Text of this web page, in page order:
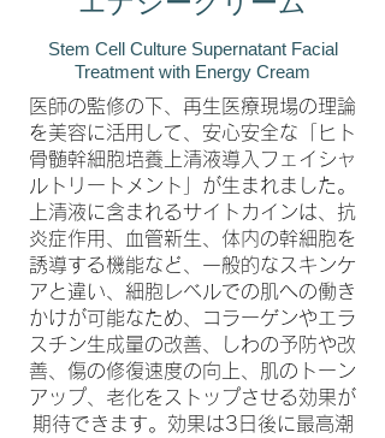
Stem Cell Culture Supernatant Facial
Treatment with Energy Cream
医師の監修の下、再生医療現場の理論
を美容に活用して、安心安全な「ヒト
骨髄幹細胞培養上清液導入フェイシャ
ルトリートメント」が生まれました。
上清液に含まれるサイトカインは、抗
炎症作用、血管新生、体内の幹細胞を
誘導する機能など、一般的なスキンケ
アと違い、細胞レベルでの肌への働き
かけが可能なため、コラーゲンやエラ
スチン生成量の改善、しわの予防や改
善、傷の修復速度の向上、肌のトーン
アップ、老化をストップさせる効果が
期待できます。効果は3日後に最高潮